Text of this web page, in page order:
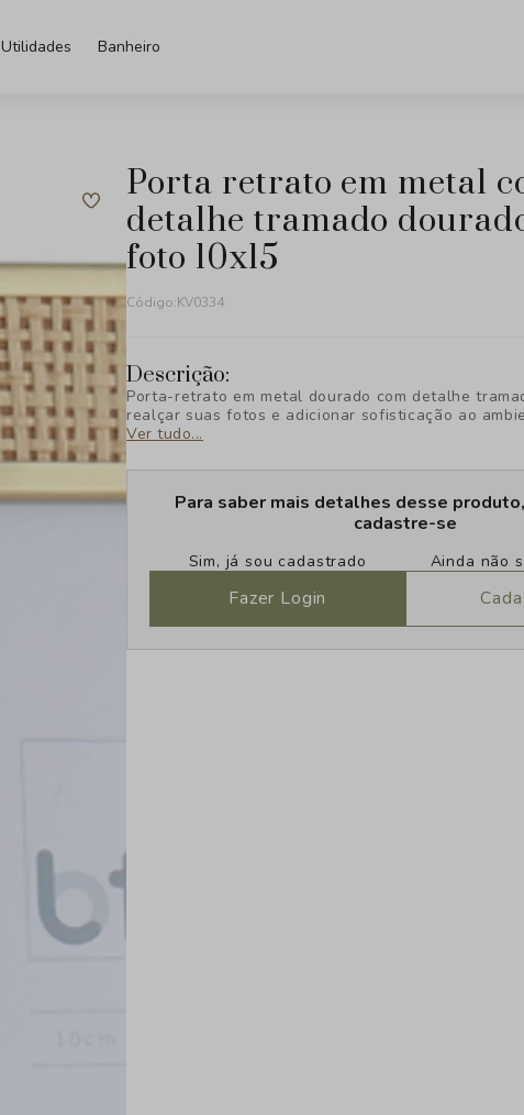
Utilidades Banheiro
porta retrato em metal com
detalhe tramado
foto 10x15
Código:KV0334
Descrição:
Porta-retrato em metal dourado com detalhe
realçar suas fotos e adicionar sofisticação ao
Ver tudo...
Para saber mais detalhes desse
cadastre-se
Sim, já sou cadastrado
Fazer Login
Ainda não